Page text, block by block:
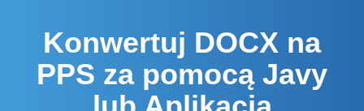
Konwertuj DOCX na
PPS za pomocą Javy